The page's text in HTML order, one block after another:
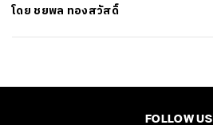
โดย ชยพล ทองสวัสดิ์
FOLLOW US